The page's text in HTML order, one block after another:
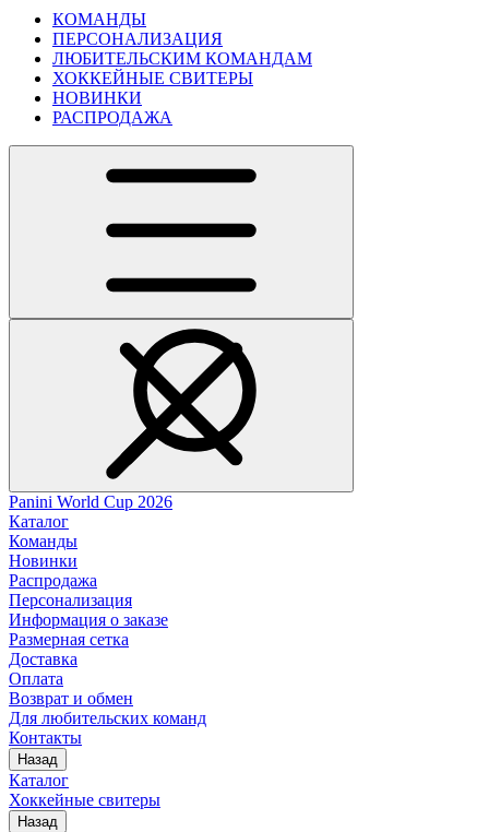
КОМАНДЫ
ПЕРСОНАЛИЗАЦИЯ
ЛЮБИТЕЛЬСКИМ КОМАНДАМ
ХОККЕЙНЫЕ СВИТЕРЫ
НОВИНКИ
РАСПРОДАЖА
Panini World Cup 2026
Каталог
Команды
Новинки
Распродажа
Персонализация
Информация о заказе
Размерная сетка
Доставка
Оплата
Возврат и обмен
Для любительских команд
Контакты
Назад
Каталог
Хоккейные свитеры
Назад